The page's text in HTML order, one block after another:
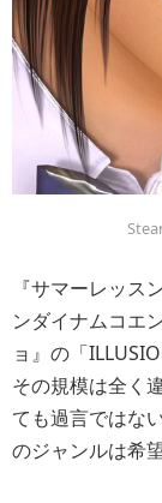
『サマーレッス
ンダイナムコエ
ョ』の「
その規模は全く
ても過言ではな
のジャンルは希